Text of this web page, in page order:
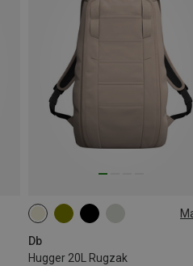
Db
Hugger 20L Rugzak
20L